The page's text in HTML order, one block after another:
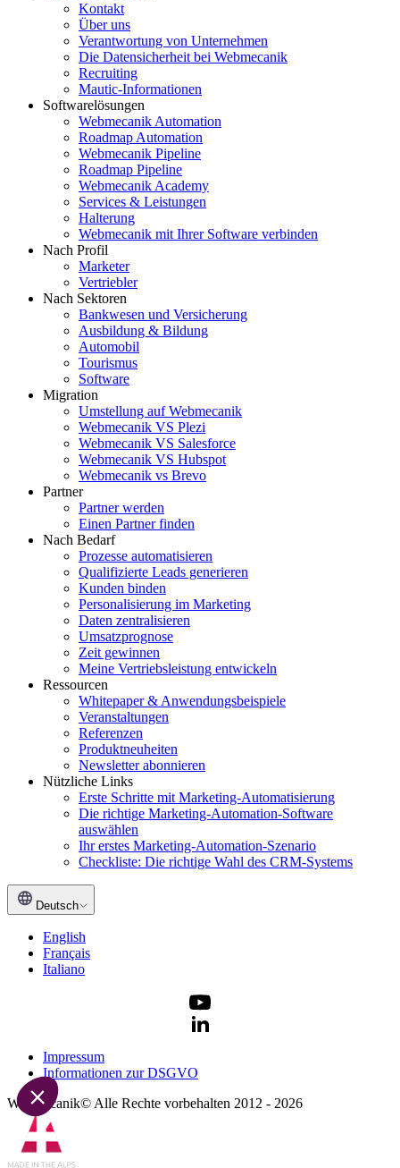
Möchten Sie unsere
Cookies?
Sie sind nett und es gibt nicht viele von ihnen!
Wir haben gewartet, bis wir sicher waren, dass Sie sich für die Inhalte
würden Sie gerne bei Ihrem Besuch begleiten… Ist das für Sie in
Ordnung?
Werbedaten mit Google
Statistiken und Reichweitenmessung
Nein, danke
Kontakt
Über uns
Verantwortung von Unternehmen
Die Datensicherheit bei Webmecanik
Recruiting
Mautic-Informationen
Softwarelösungen
Webmecanik Automation
Roadmap Automation
Webmecanik Pipeline
Roadmap Pipeline
Webmecanik Academy
Services & Leistungen
Halterung
Webmecanik mit Ihrer Software verbinden
Nach Profil
Marketer
Vertriebler
Nach Sektoren
Bankwesen und Versicherung
Ausbildung & Bildung
Automobil
Tourismus
Software
Migration
Umstellung auf Webmecanik
Webmecanik VS Plezi
Webmecanik VS Salesforce
Webmecanik VS Hubspot
Webmecanik vs Brevo
Partner
Partner werden
Einen Partner finden
Nach Bedarf
Prozesse automatisieren
Qualifizierte Leads generieren
Kunden binden
Personalisierung im Marketing
Daten zentralisieren
Umsatzprognose
Zeit gewinnen
Meine Vertriebsleistung entwickeln
Ressourcen
Whitepaper & Anwendungsbeispiele
Veranstaltungen
Referenzen
Produktneuheiten
Newsletter abonnieren
Nützliche Links
Erste Schritte mit Marketing-Automatisierung
Die richtige Marketing-Automation-Software
auswählen
Ihr erstes Marketing-Automation-Szenario
Checkliste: Die richtige Wahl des CRM-Systems
Deutsch
English
Français
Italiano
Impressum
Informationen zur DSGVO
Webmecanik© Alle Rechte vorbehalten 2012 - 2026